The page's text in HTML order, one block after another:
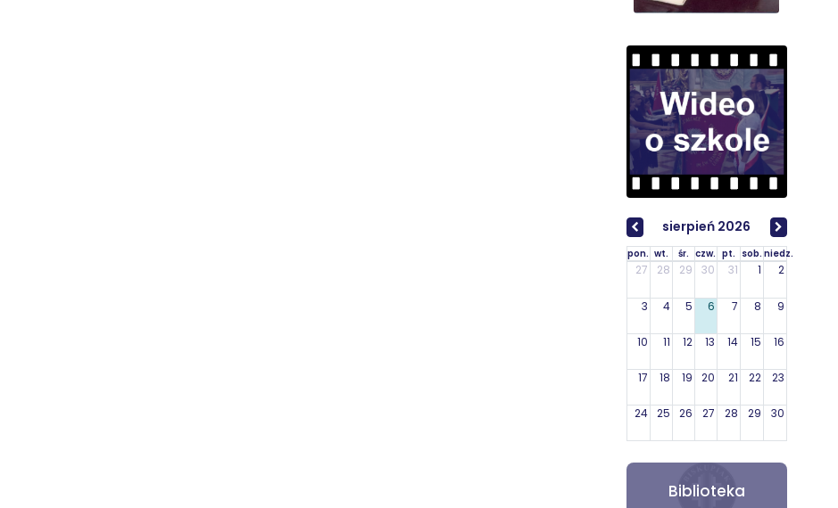
sierpień 2026
pon. wt. śr. czw. pt. sob. niedz.
27 28 29 30 31 1 2
3 4 5 6 7 8 9
10 11 12 13 14 15 16
17 18 19 20 21 22 23
24 25 26 27 28 29 30
Biblioteka